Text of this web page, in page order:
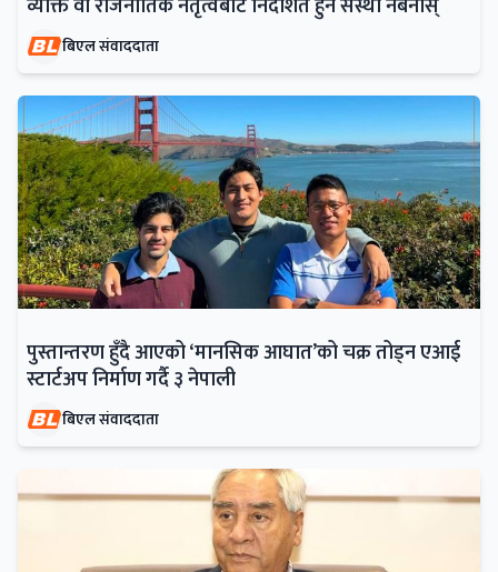
बिएल संवाददाता
पुस्तान्तरण हुँदै आएको ‘मानसिक आघात’को चक्र तोड्न एआई
स्टार्टअप निर्माण गर्दै ३ नेपाली
बिएल संवाददाता